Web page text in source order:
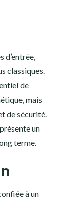
d’entrée,
classiques.
de
mais
de sécurité.
un
terme.
à un